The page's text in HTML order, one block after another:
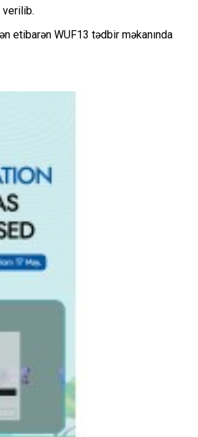
verilib.
etibarən WUF13 tədbir məkanında